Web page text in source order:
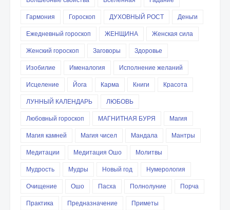
Гармония
Гороскоп ДУХОВНЫЙ РОСТ
Деньги
Ежедневный гороскоп
ЖЕНЩИНА
Женская сила
Женский гороскоп
Заговоры
Здоровье
Изобилие
Именалогия
Исполнение желаний
Исцеление
Йога Карма Книги
Красота
ЛУННЫЙ КАЛЕНДАРЬ
ЛЮБОВЬ
Любовный гороскоп
МАГНИТНАЯ БУРЯ
Магия
Магия камней
Магия чисел Мандала
Мантры
Медитации
Медитация Ошо
Молитвы
Мудрость
Мудры Новый год
Нумерология
Очищение
Ошо Пасха Полнолуние
Порча
Практика
Предназначение
Приметы